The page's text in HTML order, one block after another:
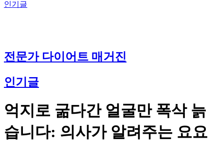
인기글
전문가 다이어트 매거진
인기글
억지로 굶다간 얼굴만 폭삭 늙
습니다: 의사가 알려주는 요요